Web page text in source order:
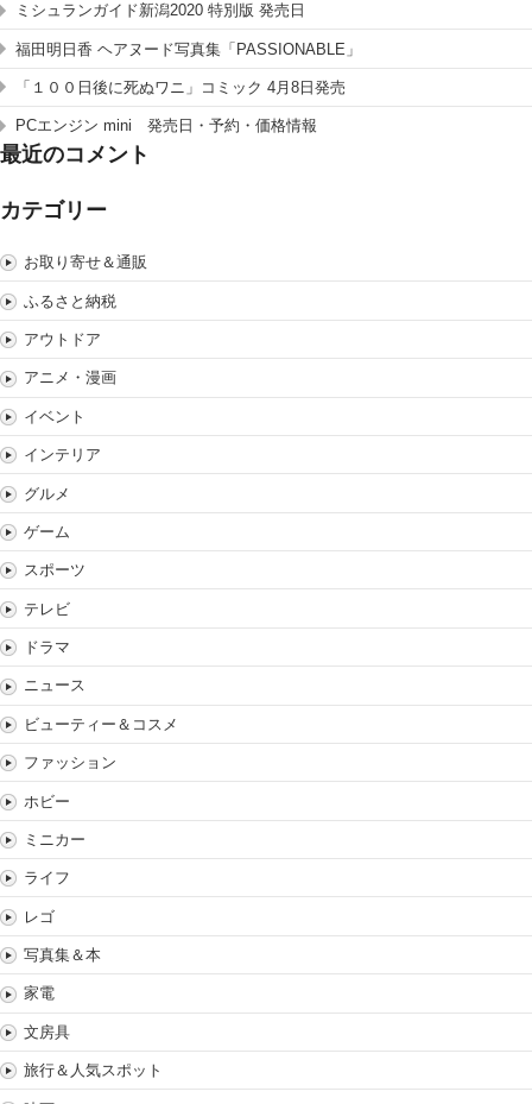
ミシュランガイド新潟2020 特別版 発売日
福田明日香 ヘアヌード写真集「PASSIONABLE」
「１００日後に死ぬワニ」コミック 4月8日発売
PCエンジン mini 発売日・予約・価格情報
最近のコメント
カテゴリー
お取り寄せ＆通販
ふるさと納税
アウトドア
アニメ・漫画
イベント
インテリア
グルメ
ゲーム
スポーツ
テレビ
ドラマ
ニュース
ビューティー＆コスメ
ファッション
ホビー
ミニカー
ライフ
レゴ
写真集＆本
家電
文房具
旅行＆人気スポット